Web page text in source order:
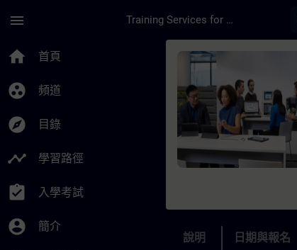
menu Training Services for Digital Industries
home 首頁
group_work 頻道
explore 目錄
timeline 學習路徑
assignment_turned_in 入學考試
account_circle 簡介
課程 - Einstieg
說明 日期與報名